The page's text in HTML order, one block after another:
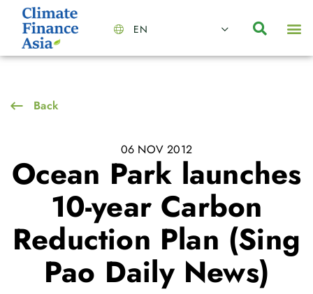
EN
Back
06 NOV 2012
Ocean Park launches
10-year Carbon
Reduction Plan (Sing
Pao Daily News)